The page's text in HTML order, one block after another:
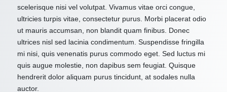
scelerisque nisi vel volutpat. Vivamus vitae orci congue,
ultricies turpis vitae, consectetur purus. Morbi placerat odio
ut mauris accumsan, non blandit quam finibus. Donec
ultrices nisl sed lacinia condimentum. Suspendisse fringilla
mi nisi, quis venenatis purus commodo eget. Sed luctus mi
quis augue molestie, non dapibus sem feugiat. Quisque
hendrerit dolor aliquam purus tincidunt, at sodales nulla
auctor.